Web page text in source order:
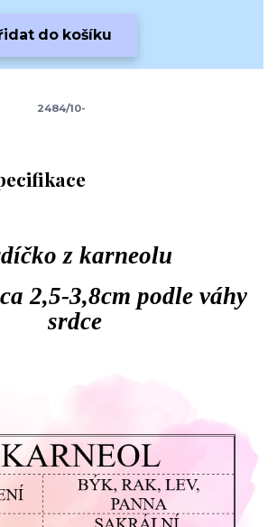
do košíku
2484/10-
z karneolu
2,5-3,8cm podle váhy
srdce